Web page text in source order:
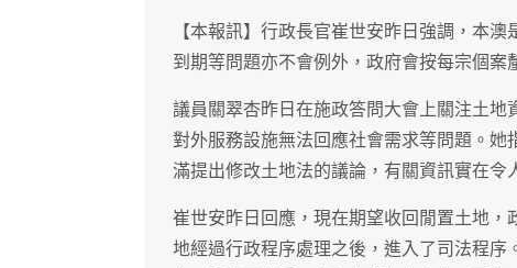
【本報訊】行政長官崔世安昨日強調，本
到期等問題亦不會例外，政府會按每宗個案
議員關翠杏昨日在施政答問大會上關注土
對外服務設施無法回應社會需求等問題。
滿提出修改土地法的議論，有關資訊實在令
崔世安昨日回應，現在期望收回閒置土地
地經過行政程序處理之後，進入了司法程